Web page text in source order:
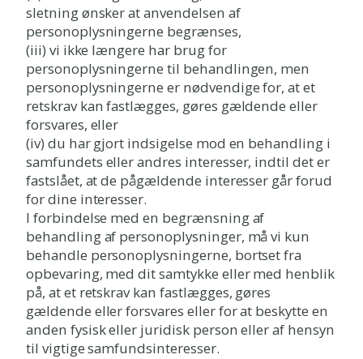
sletning ønsker at anvendelsen af
personoplysningerne begrænses,
(iii) vi ikke længere har brug for
personoplysningerne til behandlingen, men
personoplysningerne er nødvendige for, at et
retskrav kan fastlægges, gøres gældende eller
forsvares, eller
(iv) du har gjort indsigelse mod en behandling i
samfundets eller andres interesser, indtil det er
fastslået, at de pågældende interesser går forud
for dine interesser.
I forbindelse med en begrænsning af
behandling af personoplysninger, må vi kun
behandle personoplysningerne, bortset fra
opbevaring, med dit samtykke eller med henblik
på, at et retskrav kan fastlægges, gøres
gældende eller forsvares eller for at beskytte en
anden fysisk eller juridisk person eller af hensyn
til vigtige samfundsinteresser.